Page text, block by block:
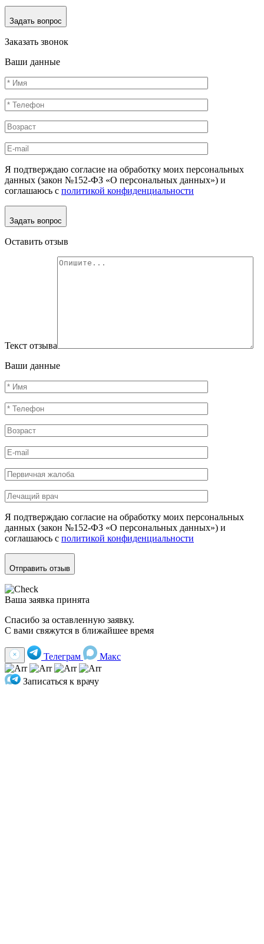
Задать вопрос
Заказать звонок
Ваши данные
Я подтверждаю согласие на обработку моих персональных
данных (закон №152-ФЗ «О персональных данных») и
соглашаюсь с политикой конфиденциальности
Задать вопрос
Оставить отзыв
Текст отзыва
Ваши данные
Я подтверждаю согласие на обработку моих персональных
данных (закон №152-ФЗ «О персональных данных») и
соглашаюсь с политикой конфиденциальности
Отправить отзыв
Ваша заявка принята
Спасибо за оставленную заявку.
С вами свяжутся в ближайшее время
Телеграм Макс
Записаться к врачу